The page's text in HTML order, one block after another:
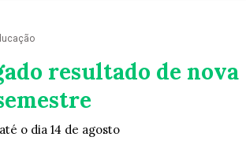
resultado de nova
o dia 14 de agosto